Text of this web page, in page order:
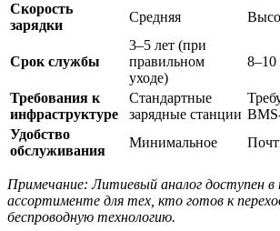
Скорость
зарядки
Средняя
Срок службы
3–5 лет (при
правильном
уходе)
8–10
Требования к
инфраструктуре
Стандартные
зарядные станции
Удобство
обслуживания
Минимальное
Примечание: Литиевый аналог доступен
ассортименте для тех, кто готов к
беспроводную технологию.